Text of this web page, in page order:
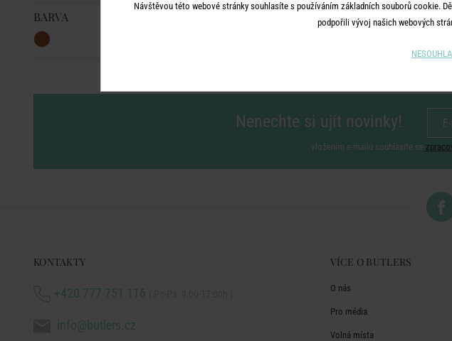
BARVA
Nenechte si ujít novinky!
vložením e-mailu souhlasíte se
KONTAKTY
+420 777 751 116
info@butlers.cz
VÍCE O BUTLERS
O nás
Pro média
Volná místa
Návštěvou této webové stránky souhlasíte s používáním základních souborů cookie.
podpořili vývoj našich webových